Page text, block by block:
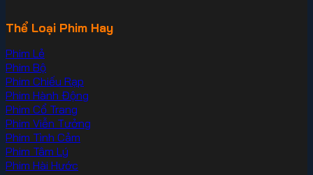
Thể Loại Phim Hay
Phim Lẻ
Phim Bộ
Phim Chiếu Rạp
Phim Hành Động
Phim Cổ Trang
Phim Viễn Tưởng
Phim Tình Cảm
Phim Tâm Lý
Phim Hài Hước